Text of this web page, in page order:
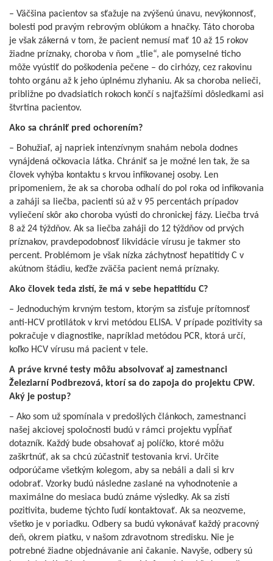
– Väčšina pacientov sa sťažuje na zvýšenú únavu, nevýkonnosť,
bolesti pod pravým rebrovým oblúkom a hnačky. Táto choroba
je však zákerná v tom, že pacient nemusí mať 10 až 15 rokov
žiadne príznaky, choroba v ňom „tlie“, ale pomyselné ticho
môže vyústiť do poškodenia pečene – do cirhózy, cez rakovinu
tohto orgánu až k jeho úplnému zlyhaniu. Ak sa choroba nelieči,
približne po dvadsiatich rokoch končí s najťažšími dôsledkami asi
štvrtina pacientov.
Ako sa chrániť pred ochorením?
– Bohužiaľ, aj napriek intenzívnym snahám nebola dodnes
vynájdená očkovacia látka. Chrániť sa je možné len tak, že sa
človek vyhýba kontaktu s krvou infikovanej osoby. Len
pripomeniem, že ak sa choroba odhalí do pol roka od infikovania
a zaháji sa liečba, pacienti sú až v 95 percentách prípadov
vyliečení skôr ako choroba vyústi do chronickej fázy. Liečba trvá
8 až 24 týždňov. Ak sa liečba zaháji do 12 týždňov od prvých
príznakov, pravdepodobnosť likvidácie vírusu je takmer sto
percent. Problémom je však nízka záchytnosť hepatitídy C v
akútnom štádiu, keďže zväčša pacient nemá príznaky.
Ako človek teda zistí, že má v sebe hepatitídu C?
– Jednoduchým krvným testom, ktorým sa zisťuje prítomnosť
anti-HCV protilátok v krvi metódou ELISA. V prípade pozitivity sa
pokračuje v diagnostike, napríklad metódou PCR, ktorá určí,
koľko HCV vírusu má pacient v tele.
A práve krvné testy môžu absolvovať aj zamestnanci
Železiarní Podbrezová, ktorí sa do zapoja do projektu CPW.
Aký je postup?
– Ako som už spomínala v predošlých článkoch, zamestnanci
našej akciovej spoločnosti budú v rámci projektu vypĺňať
dotazník. Každý bude obsahovať aj políčko, ktoré môžu
zaškrtnúť, ak sa chcú zúčastniť testovania krvi. Určite
odporúčame všetkým kolegom, aby sa nebáli a dali si krv
odobrať. Vzorky budú následne zaslané na vyhodnotenie a
maximálne do mesiaca budú známe výsledky. Ak sa zistí
pozitivita, budeme týchto ľudí kontaktovať. Ak sa neozveme,
všetko je v poriadku. Odbery sa budú vykonávať každý pracovný
deň, okrem piatku, v našom zdravotnom stredisku. Nie je
potrebné žiadne objednávanie ani čakanie. Navyše, odbery sú